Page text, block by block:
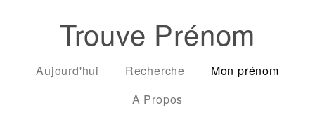
Trouve Prénom
Aujourd'hui Recherche
Mon prénom
A Propos